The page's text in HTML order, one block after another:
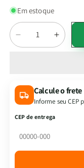
Em estoque
Quantidade
Diminuir
a
10
Livros
|
Bíblicas
a
10
Livros
Calcule o frete
Informe seu CEP
CEP de entrega